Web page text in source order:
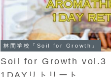
林間学校「Soil for Growth」
Soil for Growth vol.3